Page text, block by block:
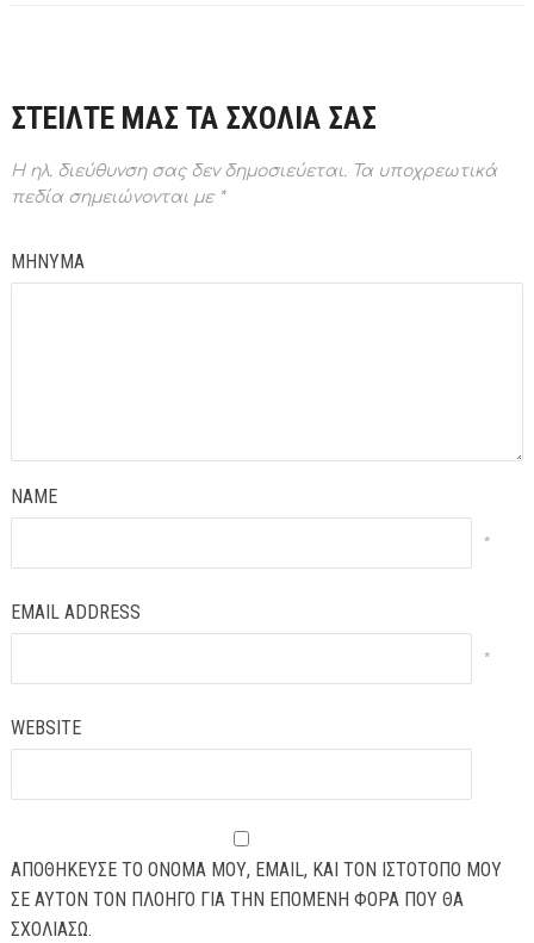
ΣΤΕΙΛΤΕ ΜΑΣ ΤΑ ΣΧΟΛΙΑ ΣΑΣ
Η ηλ. διεύθυνση σας δεν δημοσιεύεται.Τα υποχρεωτικά
πεδία σημειώνονται με *
ΜΗΝΥΜΑ
NAME
*
EMAIL ADDRESS
*
WEBSITE
ΑΠΟΘΉΚΕΥΣΕ ΤΟ ΌΝΟΜΆ ΜΟΥ, EMAIL, ΚΑΙ ΤΟΝ ΙΣΤΌΤΟΠΟ ΜΟΥ
ΣΕ ΑΥΤΌΝ ΤΟΝ ΠΛΟΗΓΌ ΓΙΑ ΤΗΝ ΕΠΌΜΕΝΗ ΦΟΡΆ ΠΟΥ ΘΑ
ΣΧΟΛΙΆΣΩ.